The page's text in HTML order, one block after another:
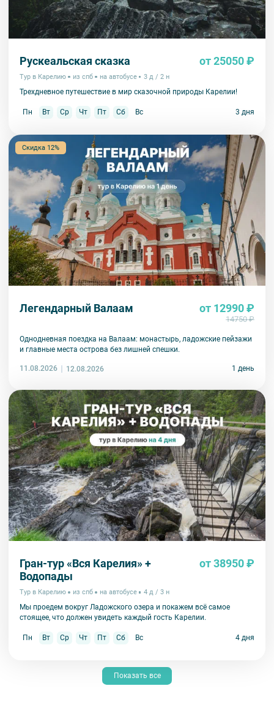
Рускеальская сказка от 25050 ₽
Тур в Карелию из спб на автобусе 3 д / 2 н
Трехдневное путешествие в мир сказочной природы Карелии!
Пн Вт Ср Чт Пт Сб Вс 3 дня
Скидка 12%
Легендарный Валаам от 12990 ₽
14750 ₽
Однодневная поездка на Валаам: монастырь, ладожские пейзажи
и главные места острова без лишней спешки.
11.08.2026 12.08.2026 1 день
Гран-тур «Вся Карелия» +
Водопады
от 38950 ₽
Тур в Карелию из спб на автобусе 4 д / 3 н
Мы проедем вокруг Ладожского озера и покажем всё самое
стоящее, что должен увидеть каждый гость Карелии.
Пн Вт Ср Чт Пт Сб Вс 4 дня
Показать все